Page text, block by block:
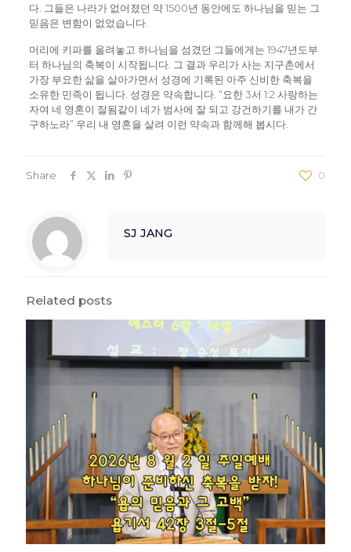
다. 그들은 나라가 없어졌던 약 1500년 동안에도 하나님을 믿는 그
믿음은 변함이 없었습니다.
머리에 키파를 올려놓고 하나님을 섬겼던 그들에게는 1947년도부
터 하나님의 축복이 시작됩니다. 그 결과 우리가 사는 지구촌에서
가장 부요한 삶을 살아가면서 성경에 기록된 아주 신비한 축복을
소유한 민족이 됩니다. 성경은 약속합니다. “요한 3서 1:2 사랑하는
자여 네 영혼이 잘됨같이 네가 범사에 잘 되고 강건하기를 내가 간
구하노라” 우리 내 영혼을 살려 이런 약속과 함께해 봅시다.
Share 0
SJ JANG
Related posts